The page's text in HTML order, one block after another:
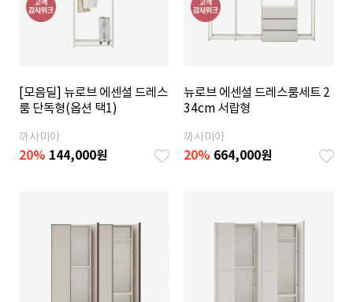
[모음딜] 뉴로브 에센셜 드레스
룸 단독형(옵션 택1)
까사미아
20% 144,000원
뉴로브 에센셜 드레스룸세트 2
34cm 서랍형
까사미아
20% 664,000원